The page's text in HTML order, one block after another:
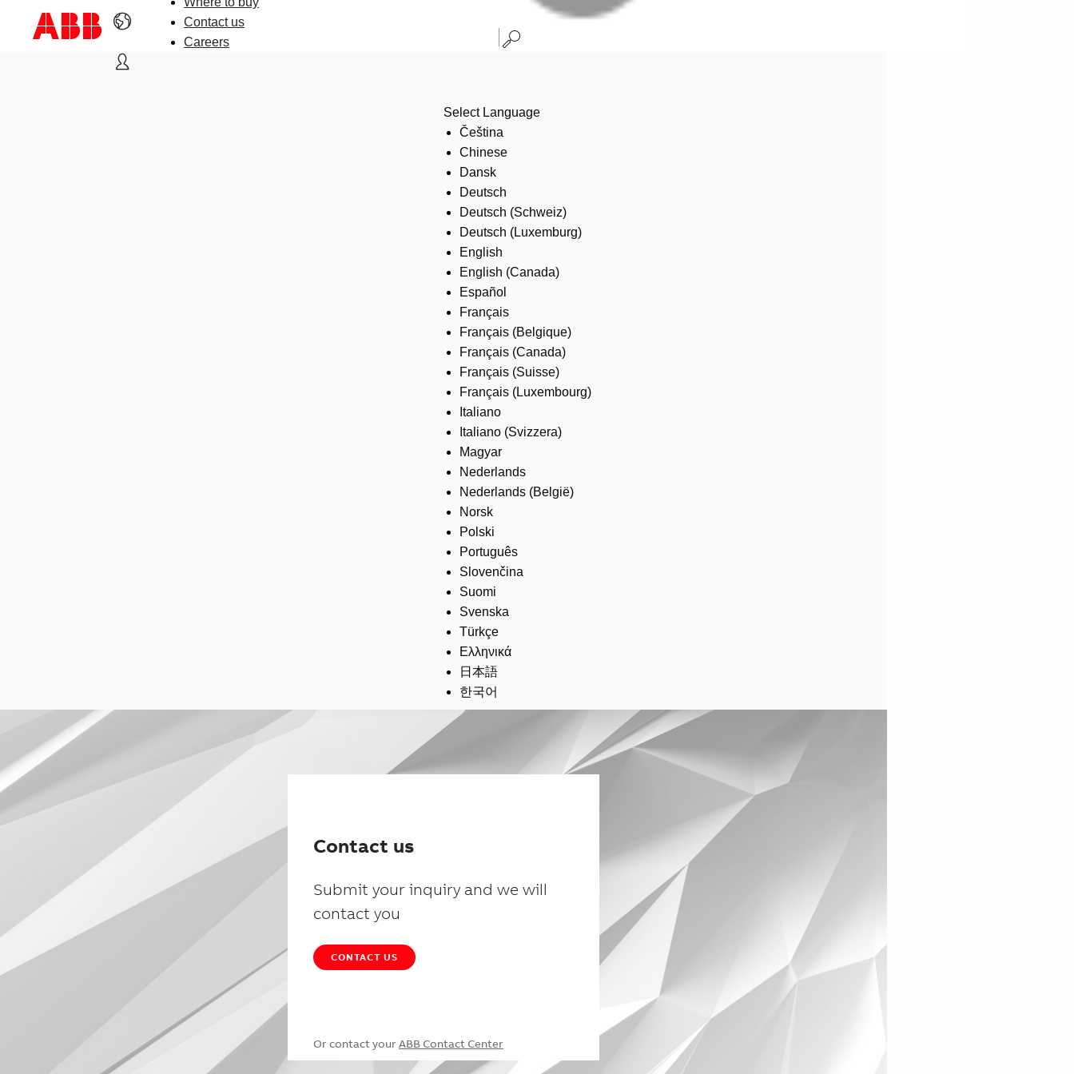
Contact us
Careers
Select Language
Čeština
Chinese
Dansk
Deutsch
Deutsch (Schweiz)
Deutsch (Luxemburg)
English
English (Canada)
Español
Français
Français (Belgique)
Français (Canada)
Français (Suisse)
Français (Luxembourg)
Italiano
Italiano (Svizzera)
Magyar
Nederlands
Nederlands (België)
Norsk
Polski
Português
Slovenčina
Suomi
Svenska
Türkçe
Ελληνικά
日本語
한국어
Contact us
Submit your inquiry and we will
contact you
CONTACT US
Or contact your ABB Contact Center